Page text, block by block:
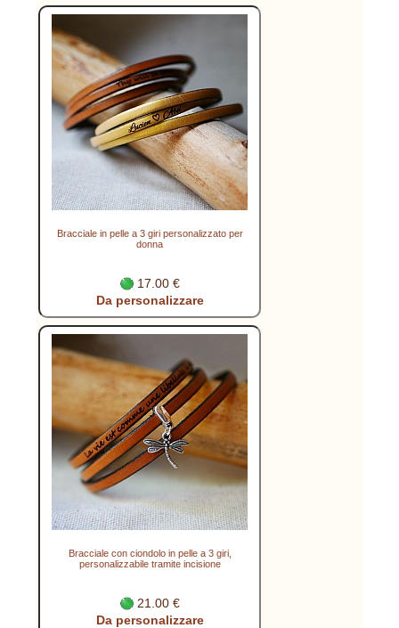
Bracciale in pelle a 3 giri personalizzato per
donna
17.00 €
Da personalizzare
Bracciale con ciondolo in pelle a 3 giri,
personalizzabile tramite incisione
21.00 €
Da personalizzare